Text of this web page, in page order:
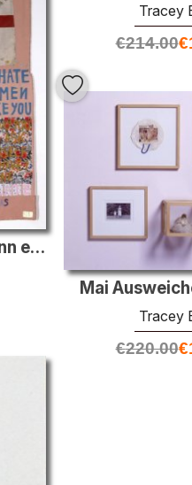
Tracey
€214.00€
Hassen und Energie kann eine schreckliche Sache sein
Mai
Tracey
€220.00€